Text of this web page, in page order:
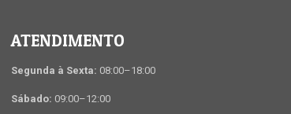
ATENDIMENTO
Segunda à Sexta: 08:00–18:00
Sábado: 09:00–12:00